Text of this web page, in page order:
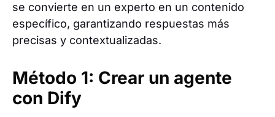
se convierte en un experto en un contenido
específico, garantizando respuestas más
precisas y contextualizadas.
Método 1: Crear un agente
con Dify